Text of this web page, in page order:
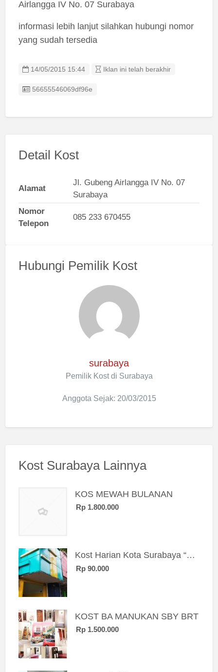
Airlangga IV No. 07 Surabaya
informasi lebih lanjut silahkan hubungi nomor
yang sudah tersedia
14/05/2015 15:44 Iklan ini telah berakhir
Listing ID
56655546069df96e
Detail Kost
Alamat
Jl. Gubeng Airlangga IV No. 07
Surabaya
Nomor
Telepon
085 233 670455
Hubungi Pemilik Kost
surabaya
Pemilik Kost di Surabaya
Anggota Sejak: 20/03/2015
Kost Surabaya Lainnya
KOS MEWAH BULANAN
Rp 1.800.000
Kost Harian Kota Surabaya “Sierra Kost”
Rp 90.000
KOST BA MANUKAN SBY BRT
Rp 1.500.000